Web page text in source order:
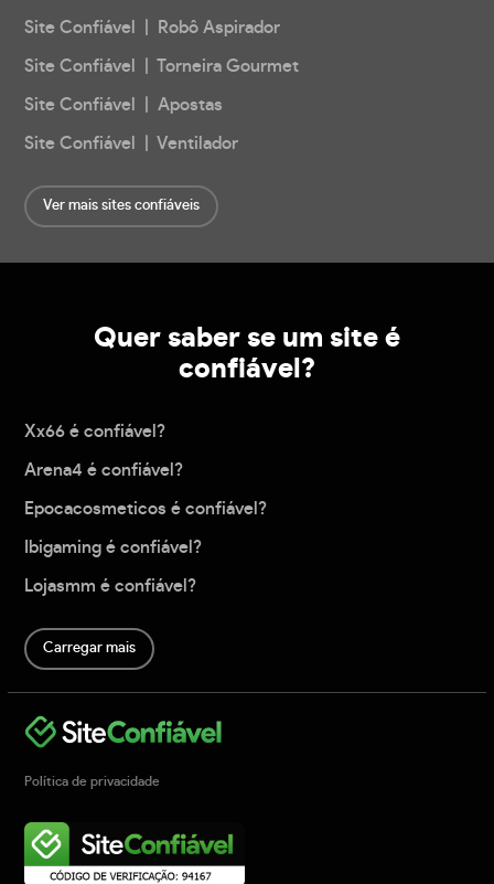
Site Confiável | Robô Aspirador
Site Confiável | Torneira Gourmet
Site Confiável | Apostas
Site Confiável | Ventilador
Ver mais sites confiáveis
Quer saber se um site é
confiável?
Xx66 é confiável?
Arena4 é confiável?
Epocacosmeticos é confiável?
Ibigaming é confiável?
Lojasmm é confiável?
Carregar mais
Política de privacidade